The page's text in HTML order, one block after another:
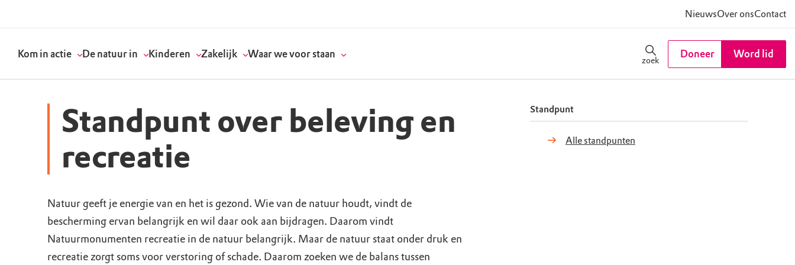
NieuwsOver onsContact
Kom in actie
Word vrijwilliger
Werken bij
De natuur in
Natuurgebieden
Bezoekerscentra
Kinderen
Verjaardagsfeestjes
Speeltips
Zakelijk
Vergaderen in de natuur
Onze partners & supporters
Waar we voor staan
Actuele thema's
Wat wij doen
zoek
Doneer Word lid
Standpunt over beleving en
recreatie
Natuur geeft je energie van en het is gezond. Wie van de natuur houdt, vindt de
bescherming ervan belangrijk en wil daar ook aan bijdragen. Daarom vindt
Natuurmonumenten recreatie in de natuur belangrijk. Maar de natuur staat onder druk en
recreatie zorgt soms voor verstoring of schade. Daarom zoeken we de balans tussen
Standpunt
Alle standpunten